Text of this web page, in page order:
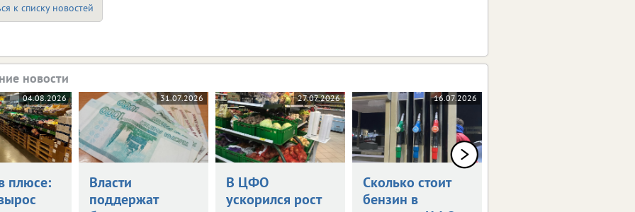
к списку новостей
новости
04.08.2026
плюсе:
31.07.2026
Власти
поддержат
27.07.2026
В ЦФО
ускорился рост
16.07.2026
Сколько стоит
бензин в